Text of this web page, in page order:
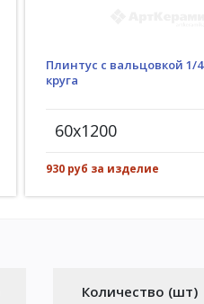
Плинтус с вальцовкой 1/4
круга
60x1200
930 руб за изделие
Количество (шт)